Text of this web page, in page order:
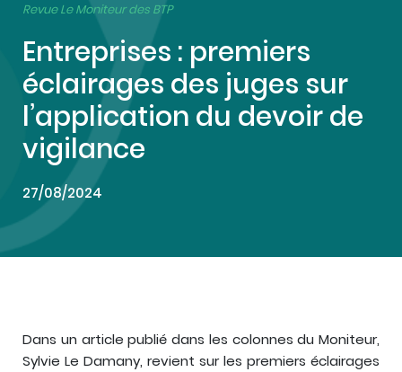
Revue Le Moniteur des BTP
Entreprises : premiers
éclairages des juges sur
l’application du devoir de
vigilance
27/08/2024
Dans un article publié dans les colonnes du Moniteur,
Sylvie Le Damany, revient sur les premiers éclairages